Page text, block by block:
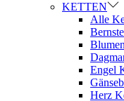
KETTEN
Alle
Engel
Herz